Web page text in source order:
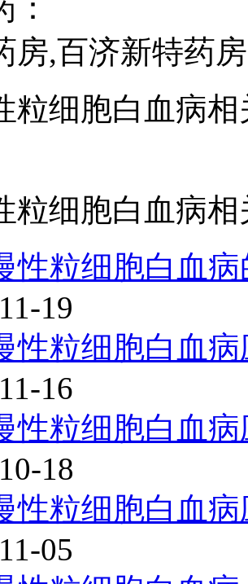
房,百济新特药
粒细胞白血病相
粒细胞白血病相
性粒细胞白血
19
性粒细胞白血
16
性粒细胞白血
18
性粒细胞白血
05